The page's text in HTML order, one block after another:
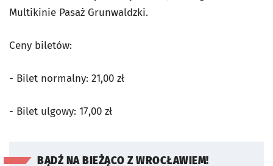
Multikinie Pasaż Grunwaldzki.
Ceny biletów:
- Bilet normalny: 21,00 zł
- Bilet ulgowy: 17,00 zł
BĄDŹ NA BIEŻĄCO Z WROCŁAWIEM!